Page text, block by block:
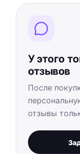
У этого
отзывов
После
отзывы